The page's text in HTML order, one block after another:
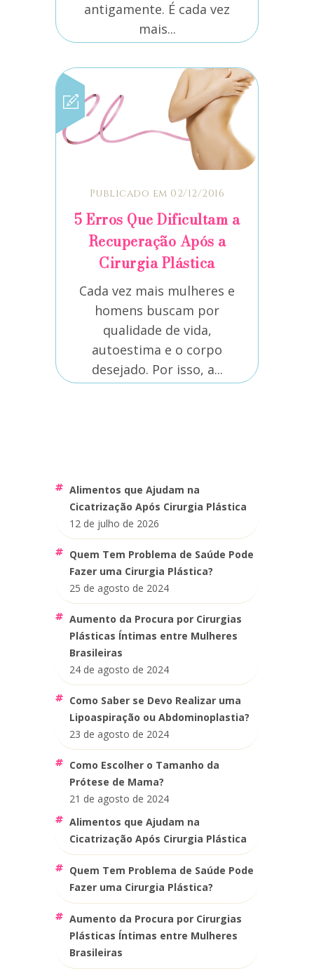
antigamente. É cada vez
mais...
Publicado em 02/12/2016
5 Erros Que Dificultam a
Recuperação Após a
Cirurgia Plástica
Cada vez mais mulheres e
homens buscam por
qualidade de vida,
autoestima e o corpo
desejado. Por isso, a...
Alimentos que Ajudam na
Cicatrização Após Cirurgia Plástica
12 de julho de 2026
Quem Tem Problema de Saúde Pode
Fazer uma Cirurgia Plástica?
25 de agosto de 2024
Aumento da Procura por Cirurgias
Plásticas Íntimas entre Mulheres
Brasileiras
24 de agosto de 2024
Como Saber se Devo Realizar uma
Lipoaspiração ou Abdominoplastia?
23 de agosto de 2024
Como Escolher o Tamanho da
Prótese de Mama?
21 de agosto de 2024
Alimentos que Ajudam na
Cicatrização Após Cirurgia Plástica
Quem Tem Problema de Saúde Pode
Fazer uma Cirurgia Plástica?
Aumento da Procura por Cirurgias
Plásticas Íntimas entre Mulheres
Brasileiras